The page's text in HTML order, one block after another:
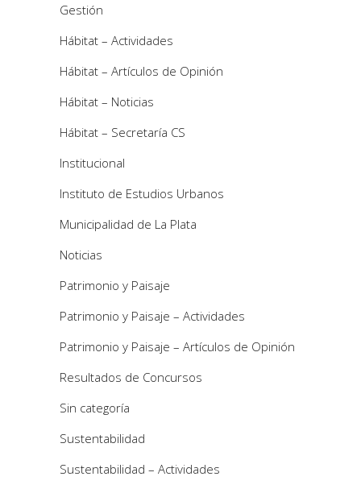
Gestión
Hábitat – Actividades
Hábitat – Artículos de Opinión
Hábitat – Noticias
Hábitat – Secretaría CS
Institucional
Instituto de Estudios Urbanos
Municipalidad de La Plata
Noticias
Patrimonio y Paisaje
Patrimonio y Paisaje – Actividades
Patrimonio y Paisaje – Artículos de Opinión
Resultados de Concursos
Sin categoría
Sustentabilidad
Sustentabilidad – Actividades